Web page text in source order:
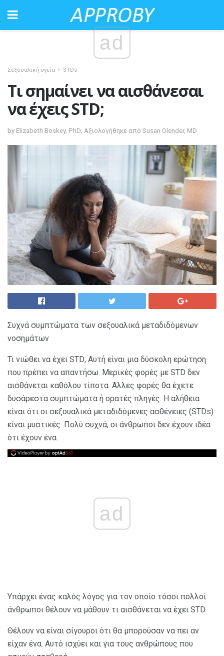
ad
Σεξουαλική υγεία STDs
Τι σημαίνει να αισθάνεσαι
να έχεις STD;
by Elizabeth Boskey, PhD; Αξιολογήθηκε από Susan Olender, MD
Συχνά συμπτώματα των σεξουαλικά μεταδιδόμενων
νοσημάτων
Τι νιώθει να έχει STD; Αυτή είναι μια δύσκολη ερώτηση
που πρέπει να απαντήσω. Μερικές φορές με STD δεν
αισθάνεται καθόλου τίποτα. Άλλες φορές θα έχετε
δυσάρεστα συμπτώματα ή ορατές πληγές. Η αλήθεια
είναι ότι οι σεξουαλικά μεταδιδόμενες ασθένειες (STDs)
είναι μυστικές. Πολύ συχνά, οι άνθρωποι δεν έχουν ιδέα
ότι έχουν ένα.
ad
Υπάρχει ένας καλός λόγος για τον οποίο τόσοι πολλοί
άνθρωποι θέλουν να μάθουν τι αισθάνεται να έχει STD.
Θέλουν να είναι σίγουροι ότι θα μπορούσαν να πει αν
είχαν ένα. Αυτό ισχύει και για τους ανθρώπους που